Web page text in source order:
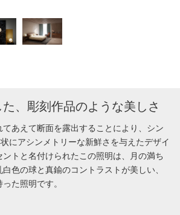
、彫刻作品のような美しさ
あえて断面を露出することにより、シン
にアシンメトリーな新鮮さを与えたデザイ
ントと名付けられたこの照明は、月の満ち
色の球と真鍮のコントラストが美しい、
た照明です。